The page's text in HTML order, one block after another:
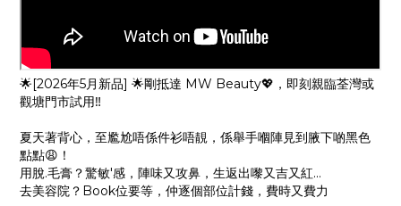
🌟[2026年5月新品] 🌟剛抵達 MW Beauty💖，即刻親臨荃灣或
觀塘門市試用‼️
夏天著背心，至尷尬唔係件衫唔靚，係舉手嗰陣見到腋下啲黑色
點點😩！
用脫.毛膏？驚敏'感，陣味又攻鼻，生返出嚟又吉又紅...
去美容院？Book位要等，仲逐個部位計錢，費時又費力